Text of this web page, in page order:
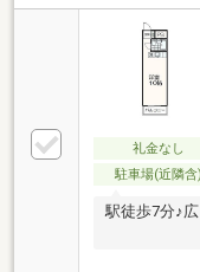
礼金なし
駐車場(近隣含)
駅徒歩7分♪